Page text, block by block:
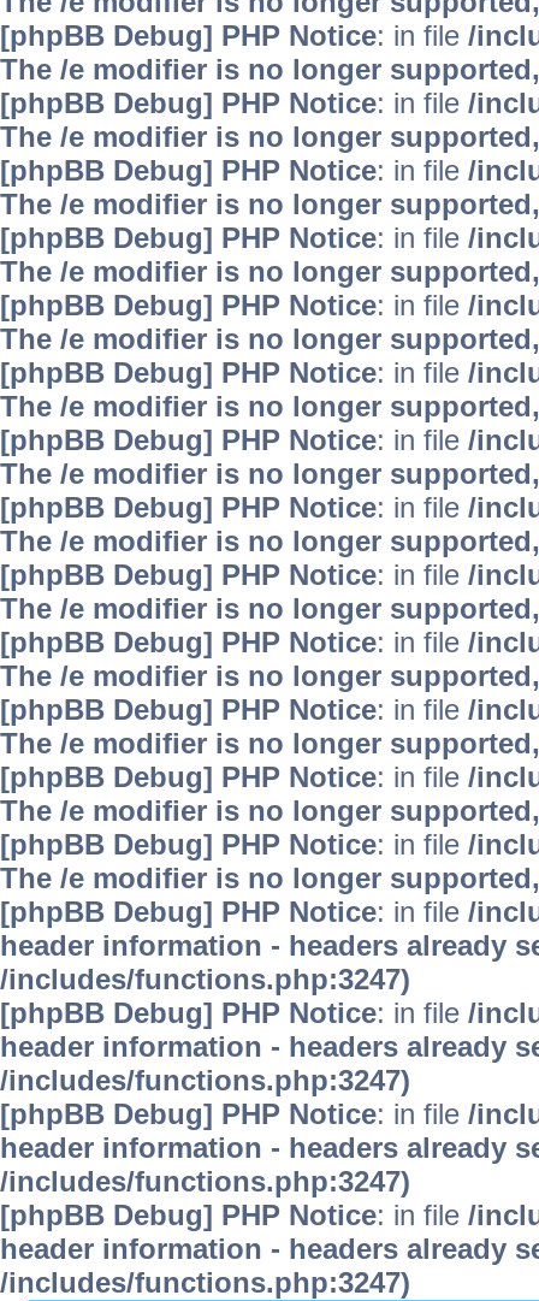
[phpBB Debug] PHP Notice: in file /
The /e modifier is no longer
[phpBB Debug] PHP Notice: in file /
The /e modifier is no longer
[phpBB Debug] PHP Notice: in file /
The /e modifier is no longer
[phpBB Debug] PHP Notice: in file /
The /e modifier is no longer
[phpBB Debug] PHP Notice: in file /
The /e modifier is no longer
[phpBB Debug] PHP Notice: in file /
The /e modifier is no longer
[phpBB Debug] PHP Notice: in file /
The /e modifier is no longer
[phpBB Debug] PHP Notice: in file /
The /e modifier is no longer
[phpBB Debug] PHP Notice: in file /
The /e modifier is no longer
[phpBB Debug] PHP Notice: in file /
The /e modifier is no longer
[phpBB Debug] PHP Notice: in file /
The /e modifier is no longer
[phpBB Debug] PHP Notice: in file /
The /e modifier is no longer
[phpBB Debug] PHP Notice: in file /
The /e modifier is no longer
[phpBB Debug] PHP Notice: in file /
header information - headers already
/includes/functions.php:3247)
[phpBB Debug] PHP Notice: in file /
header information - headers already
/includes/functions.php:3247)
[phpBB Debug] PHP Notice: in file /
header information - headers already
/includes/functions.php:3247)
[phpBB Debug] PHP Notice: in file /
header information - headers already
/includes/functions.php:3247)